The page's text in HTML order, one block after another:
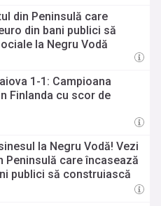
din Peninsulă care
din bani publici să
la Negru Vodă
1-1: Campioana
Finlanda cu scor de
la Negru Vodă! Vezi
Peninsulă care încasează
publici să construiască